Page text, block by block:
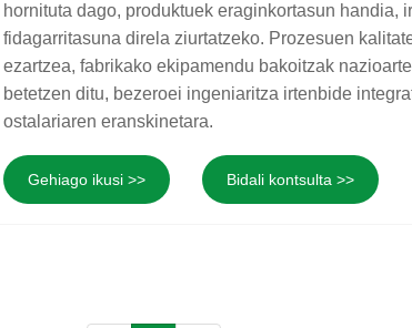
hornituta dago, produktuek eraginkortasun handia,
fidagarritasuna direla ziurtatzeko. Prozesuen
ezartzea, fabrikako ekipamendu bakoitzak
betetzen ditu, bezeroei ingeniaritza irtenbide
ostalariaren eranskinetara.
Gehiago ikusi >> Bidali kontsulta >>